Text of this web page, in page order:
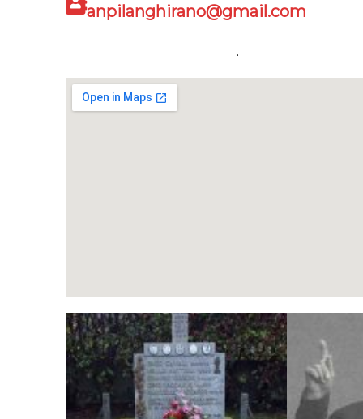
anpilanghirano@gmail.com
.